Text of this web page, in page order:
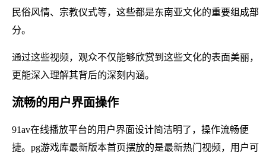
民俗风情、宗教仪式等，这些都是东南亚文化的重要组成部
分。
通过这些视频，观众不仅能够欣赏到这些文化的表面美丽，
更能深入理解其背后的深刻内涵。
流畅的用户界面操作
91av在线播放平台的用户界面设计简洁明了，操作流畅便
捷。pg游戏库最新版本首页摆放的是最新热门视频，用户可